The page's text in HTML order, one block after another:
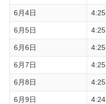
6月4日 4:25
6月5日 4:25
6月6日 4:25
6月7日 4:25
6月8日 4:25
6月9日 4:24